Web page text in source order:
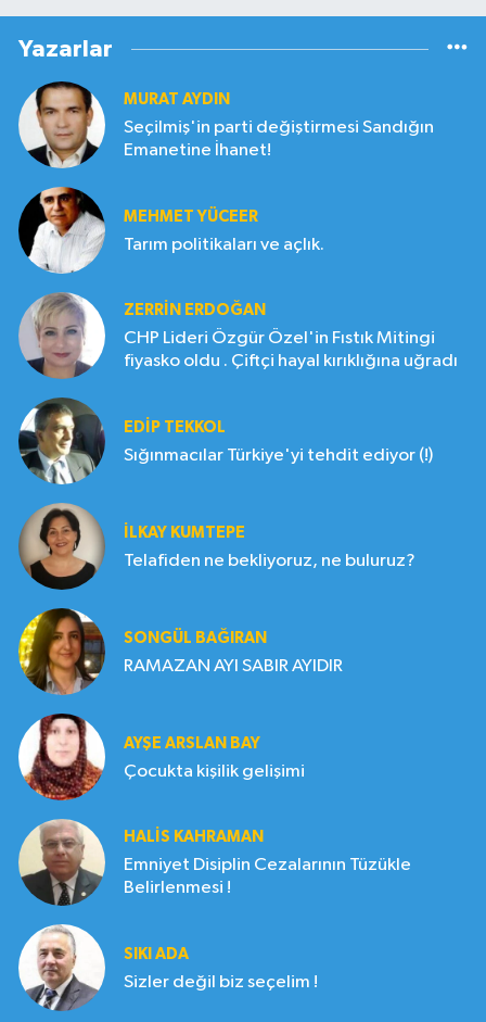
Yazarlar
MURAT AYDIN
Seçilmiş'in parti değiştirmesi Sandığın
Emanetine İhanet!
MEHMET YÜCEER
Tarım politikaları ve açlık.
ZERRIN ERDOĞAN
CHP Lideri Özgür Özel'in Fıstık Mitingi
fiyasko oldu . Çiftçi hayal kırıklığına uğradı
EDIP TEKKOL
Sığınmacılar Türkiye'yi tehdit ediyor (!)
İLKAY KUMTEPE
Telafiden ne bekliyoruz, ne buluruz?
SONGÜL BAĞIRAN
RAMAZAN AYI SABIR AYIDIR
AYŞE ARSLAN BAY
Çocukta kişilik gelişimi
HALIS KAHRAMAN
Emniyet Disiplin Cezalarının Tüzükle
Belirlenmesi !
SIKI ADA
Sizler değil biz seçelim !